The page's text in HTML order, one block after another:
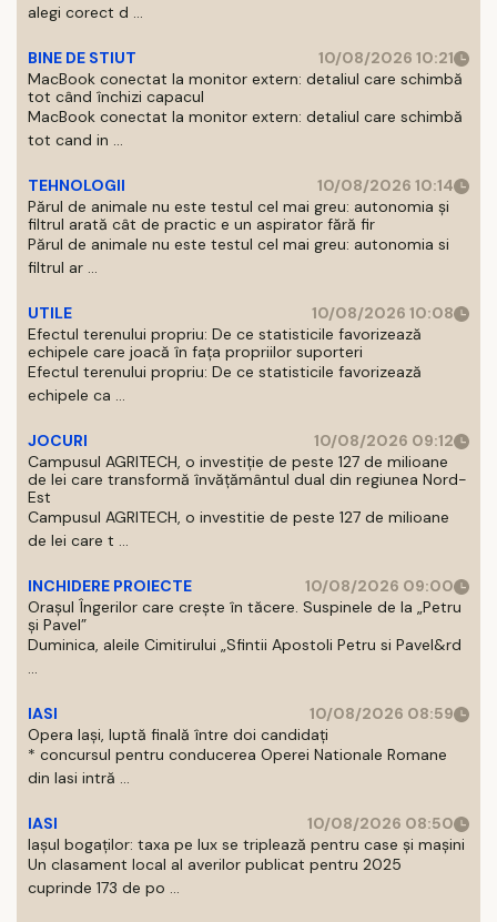
alegi corect d ...
BINE DE STIUT
10/08/2026 10:21
MacBook conectat la monitor extern: detaliul care schimbă
tot când închizi capacul
MacBook conectat la monitor extern: detaliul care schimbă
tot cand in ...
TEHNOLOGII
10/08/2026 10:14
Părul de animale nu este testul cel mai greu: autonomia și
filtrul arată cât de practic e un aspirator fără fir
Părul de animale nu este testul cel mai greu: autonomia si
filtrul ar ...
UTILE
10/08/2026 10:08
Efectul terenului propriu: De ce statisticile favorizează
echipele care joacă în fața propriilor suporteri
Efectul terenului propriu: De ce statisticile favorizează
echipele ca ...
JOCURI
10/08/2026 09:12
Campusul AGRITECH, o investiție de peste 127 de milioane
de lei care transformă învățământul dual din regiunea Nord-
Est
Campusul AGRITECH, o investitie de peste 127 de milioane
de lei care t ...
INCHIDERE PROIECTE
10/08/2026 09:00
Orașul Îngerilor care crește în tăcere. Suspinele de la „Petru
și Pavel”
Duminica, aleile Cimitirului „Sfintii Apostoli Petru si Pavel&rd
...
IASI
10/08/2026 08:59
Opera Iași, luptă finală între doi candidați
* concursul pentru conducerea Operei Nationale Romane
din Iasi intră ...
IASI
10/08/2026 08:50
Iașul bogaților: taxa pe lux se triplează pentru case și mașini
Un clasament local al averilor publicat pentru 2025
cuprinde 173 de po ...